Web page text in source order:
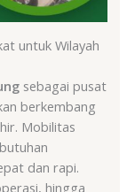
untuk Wilayah
sebagai pusat
berkembang
Mobilitas
dan rapi.
hingga